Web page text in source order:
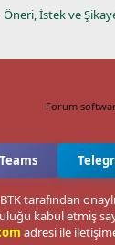
Öneri, İstek ve
Forum
Teams
tarafından
kabul etmiş
adresi ile